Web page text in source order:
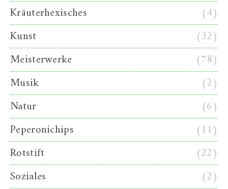
Kräuterhexisches
(4)
Kunst
(32)
Meisterwerke
(78)
Musik
(2)
Natur
(6)
Peperonichips
(11)
Rotstift
(22)
Soziales
(2)